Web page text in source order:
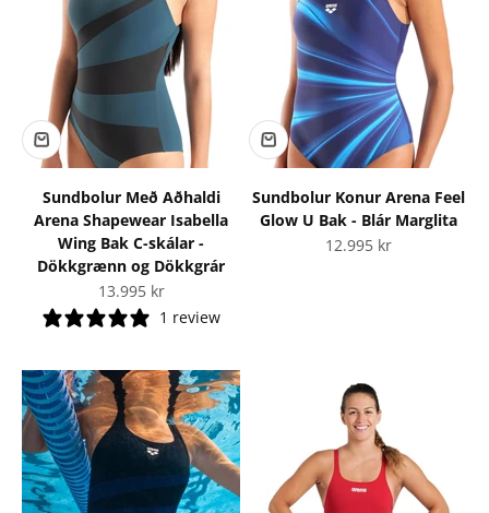
Sundbolur Með Aðhaldi
Arena Shapewear Isabella
Wing Bak C-skálar -
Dökkgrænn og Dökkgrár
Tilboðsverð
13.995 kr
1 review
Sundbolur Konur Arena Feel
Glow U Bak - Blár Marglita
Tilboðsverð
12.995 kr